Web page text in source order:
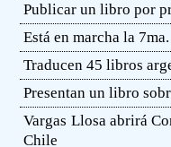
Publicar un libro por
Está en marcha la
Traducen 45 libros
Presentan un libro
Vargas Llosa abrirá
Chile